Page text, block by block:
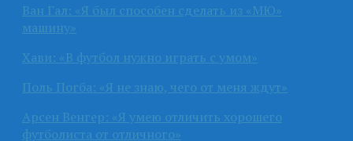
Ван Гал: «Я был способен сделать из «МЮ»
машину»
Хави: «В футбол нужно играть с умом»
Поль Погба: «Я не знаю, чего от меня ждут»
Арсен Венгер: «Я умею отличить хорошего
футболиста от отличного»